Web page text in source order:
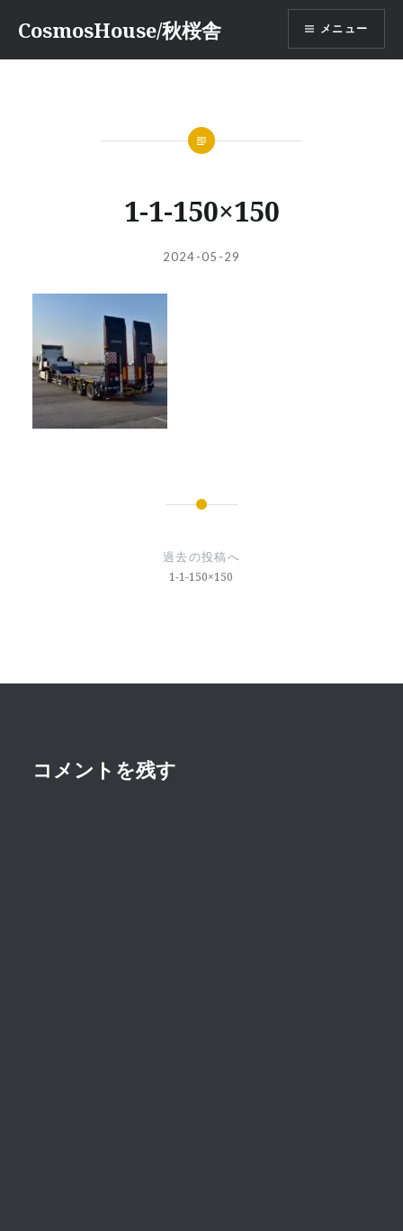
テ
CosmosHouse/秋桜舎 メニュー
1-1-150×150
投
者:
投
日:
2024-05-29
ー
過去の投稿へ
1-1-150×150
コメントを残す